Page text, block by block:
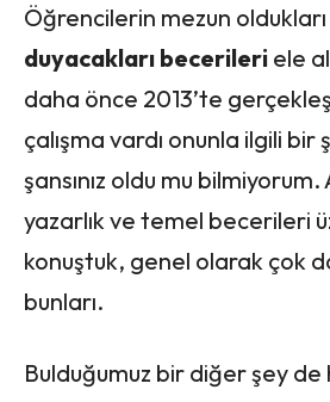
Öğrencilerin mezun
duyacakları becerileri ele
daha önce 2013’te
çalışma vardı onunla ilgili bir
şansınız oldu mu bilmiyorum.
yazarlık ve temel becerileri
konuştuk, genel olarak çok
bunları.
Bulduğumuz bir diğer şey de